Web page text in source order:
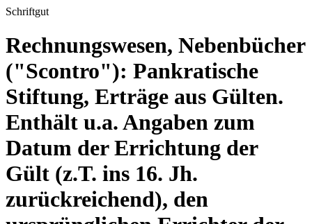
Schriftgut
Rechnungswesen, Nebenbücher
("Scontro"): Pankratische
Stiftung, Erträge aus Gülten.
Enthält u.a. Angaben zum
Datum der Errichtung der
Gült (z.T. ins 16. Jh.
zurückreichend), den